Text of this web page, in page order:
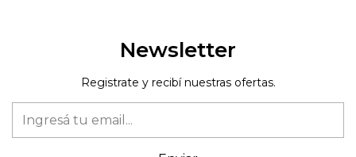
Newsletter
Registrate y recibí nuestras ofertas.